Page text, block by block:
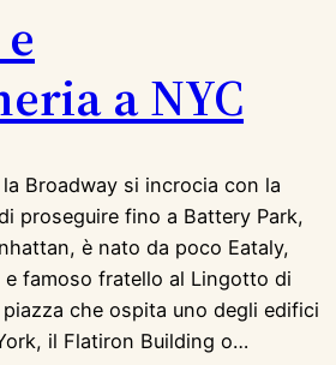
a NYC
Broadway si incrocia con la
proseguire fino a Battery Park,
è nato da poco Eataly,
e famoso fratello al Lingotto di
che ospita uno degli edifici
il Flatiron Building o…